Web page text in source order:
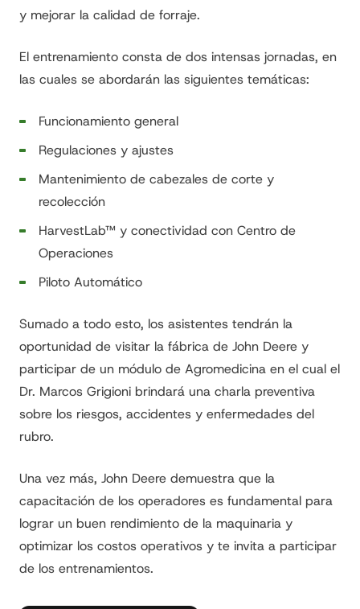
y mejorar la calidad de forraje.
El entrenamiento consta de dos intensas jornadas, en
las cuales se abordarán las siguientes temáticas:
Funcionamiento general
Regulaciones y ajustes
Mantenimiento de cabezales de corte y
recolección
HarvestLab™ y conectividad con Centro de
Operaciones
Piloto Automático
Sumado a todo esto, los asistentes tendrán la
oportunidad de visitar la fábrica de John Deere y
participar de un módulo de Agromedicina en el cual el
Dr. Marcos Grigioni brindará una charla preventiva
sobre los riesgos, accidentes y enfermedades del
rubro.
Una vez más, John Deere demuestra que la
capacitación de los operadores es fundamental para
lograr un buen rendimiento de la maquinaria y
optimizar los costos operativos y te invita a participar
de los entrenamientos.